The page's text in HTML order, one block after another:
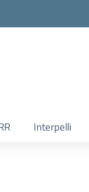
Interpelli